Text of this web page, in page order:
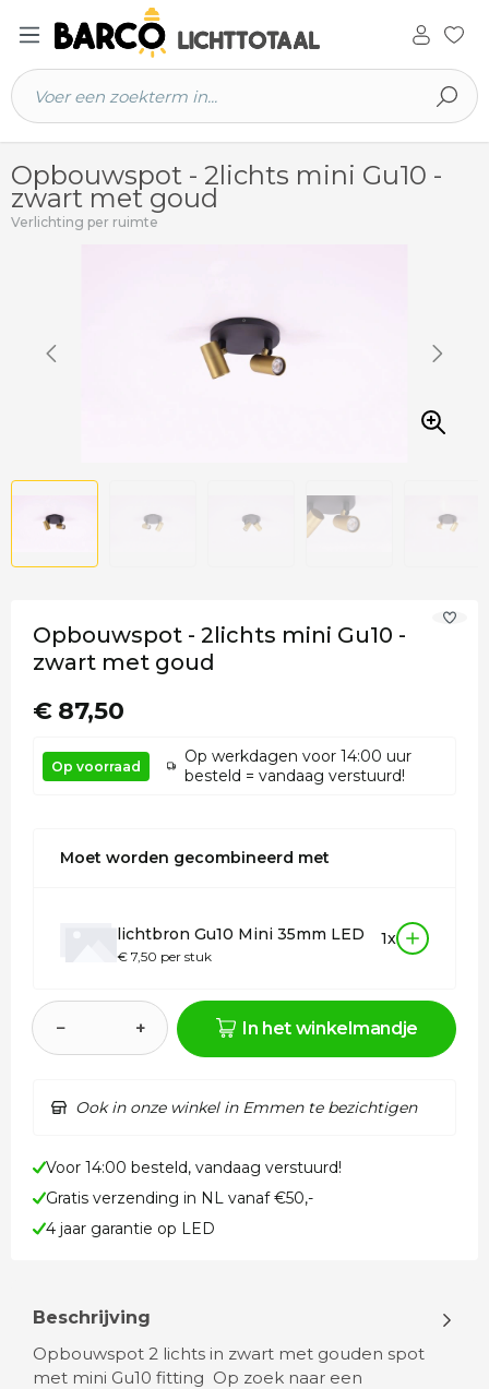
hoofdinhoud
Opbouwspot - 2lichts mini Gu10 -
zwart met goud
Verlichting per ruimte
Opbouwspot - 2lichts mini Gu10 -
zwart met goud
€ 87,50
Op voorraad
Op werkdagen voor 14:00 uur
besteld = vandaag verstuurd!
Moet worden gecombineerd met
lichtbron Gu10 Mini 35mm LED
€ 7,50 per stuk
1x
− + In het winkelmandje
Ook in onze winkel in Emmen te bezichtigen
Voor 14:00 besteld, vandaag verstuurd!
Gratis verzending in NL vanaf €50,-
4 jaar garantie op LED
Beschrijving
Opbouwspot 2 lichts in zwart met gouden spot
met mini Gu10 fitting Op zoek naar een